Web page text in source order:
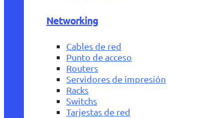
Networking
Cables de red
Punto de acceso
Routers
Servidores de impresión
Racks
Switchs
Tarjestas de red